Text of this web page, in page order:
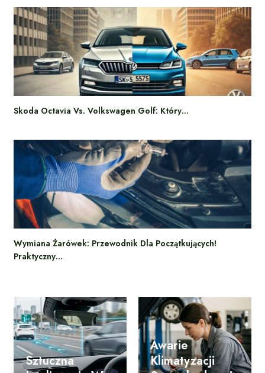
Skoda Octavia Vs. Volkswagen Golf: Który…
Wymiana Żarówek: Przewodnik Dla Początkujących!
Praktyczny…
Sztuczna
Awarie
Klimatyzacji